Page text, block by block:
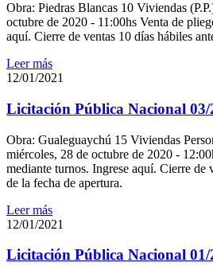
Obra: Piedras Blancas 10 Viviendas
octubre de 2020 - 11:00hs Venta de
aquí. Cierre de ventas 10 días hábiles
Leer más
12/01/2021
Licitación Pública Nacional
Obra: Gualeguaychú 15 Viviendas
miércoles, 28 de octubre de 2020 -
mediante turnos. Ingrese aquí. Cierre de
de la fecha de apertura.
Leer más
12/01/2021
Licitación Pública Nacional